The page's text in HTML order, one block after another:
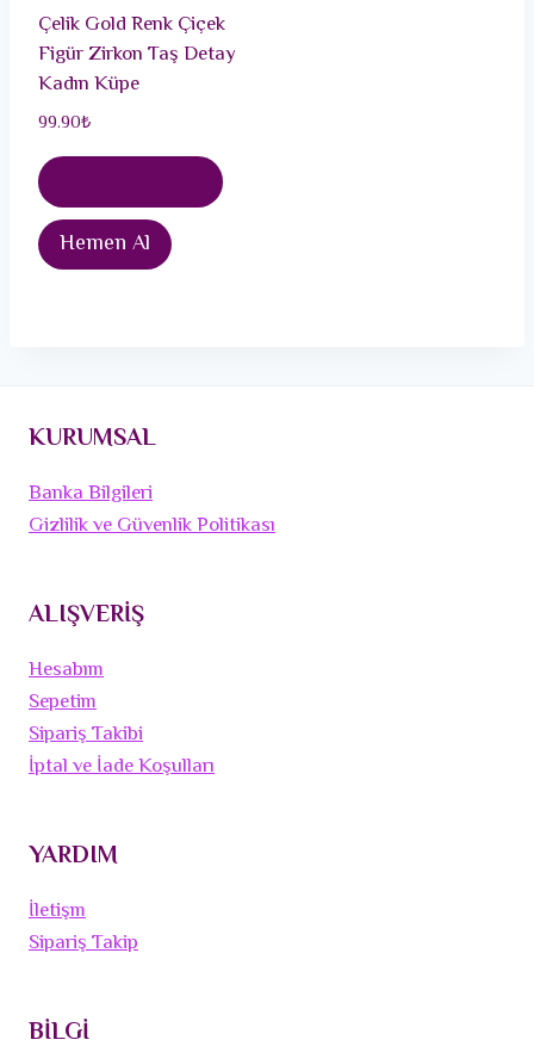
Çelik Gold Renk Çiçek
Figür Zirkon Taş Detay
Kadın Küpe
99.90₺
Hemen Al
KURUMSAL
Banka Bilgileri
Gizlilik ve Güvenlik Politikası
ALIŞVERİŞ
Hesabım
Sepetim
Sipariş Takibi
İptal ve İade Koşulları
YARDIM
İletişm
Sipariş Takip
BİLGİ